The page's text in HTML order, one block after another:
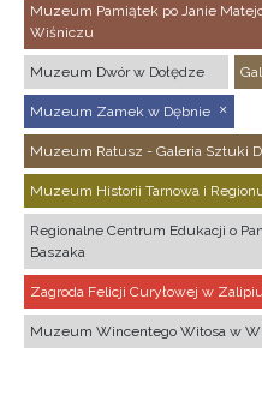
Muzeum Pamiątek po Janie
Wiśniczu
Muzeum Dwór w Dołędze
Muzeum Zamek w Dębnie
Muzeum Ratusz - Galeria Sztuki
Muzeum Historii Tarnowa i
Regionalne Centrum Edukacji o
Baszaka
Zagroda Felicji Curyłowej w
Muzeum Wincentego Witosa w